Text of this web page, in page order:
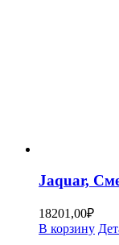
Jaquar,
18201,00₽
В корзину